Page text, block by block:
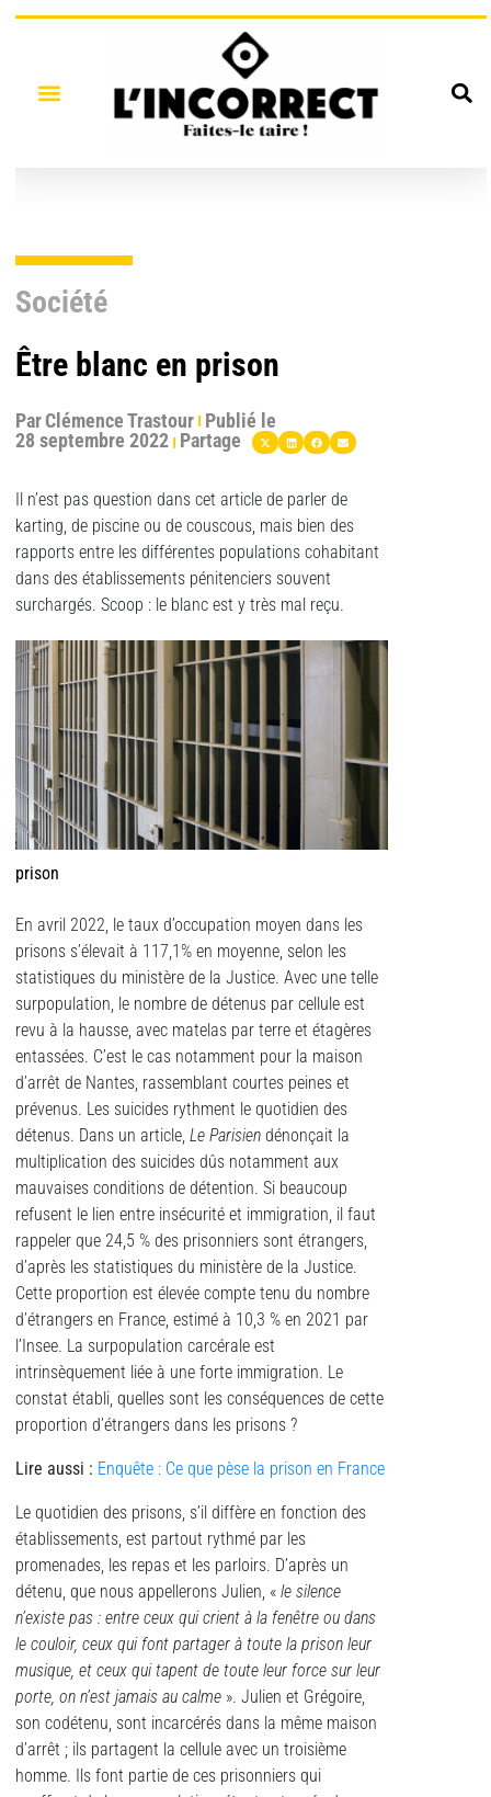
Société
Être blanc en prison
ParClémence Trastour Publié le
28 septembre 2022 Partage
Il n’est pas question dans cet article de parler de
karting, de piscine ou de couscous, mais bien des
rapports entre les différentes populations cohabitant
dans des établissements pénitenciers souvent
surchargés. Scoop : le blanc est y très mal reçu.
prison
En avril 2022, le taux d’occupation moyen dans les
prisons s’élevait à 117,1% en moyenne, selon les
statistiques du ministère de la Justice. Avec une telle
surpopulation, le nombre de détenus par cellule est
revu à la hausse, avec matelas par terre et étagères
entassées. C’est le cas notamment pour la maison
d’arrêt de Nantes, rassemblant courtes peines et
prévenus. Les suicides rythment le quotidien des
détenus. Dans un article, Le Parisien dénonçait la
multiplication des suicides dûs notamment aux
mauvaises conditions de détention. Si beaucoup
refusent le lien entre insécurité et immigration, il faut
rappeler que 24,5 % des prisonniers sont étrangers,
d’après les statistiques du ministère de la Justice.
Cette proportion est élevée compte tenu du nombre
d’étrangers en France, estimé à 10,3 % en 2021 par
l’Insee. La surpopulation carcérale est
intrinsèquement liée à une forte immigration. Le
constat établi, quelles sont les conséquences de cette
proportion d’étrangers dans les prisons ?
Lire aussi : Enquête : Ce que pèse la prison en France
Le quotidien des prisons, s’il diffère en fonction des
établissements, est partout rythmé par les
promenades, les repas et les parloirs. D’après un
détenu, que nous appellerons Julien, « le silence
n’existe pas : entre ceux qui crient à la fenêtre ou dans
le couloir, ceux qui font partager à toute la prison leur
musique, et ceux qui tapent de toute leur force sur leur
porte, on n’est jamais au calme ». Julien et Grégoire,
son codétenu, sont incarcérés dans la même maison
d’arrêt ; ils partagent la cellule avec un troisième
homme. Ils font partie de ces prisonniers qui